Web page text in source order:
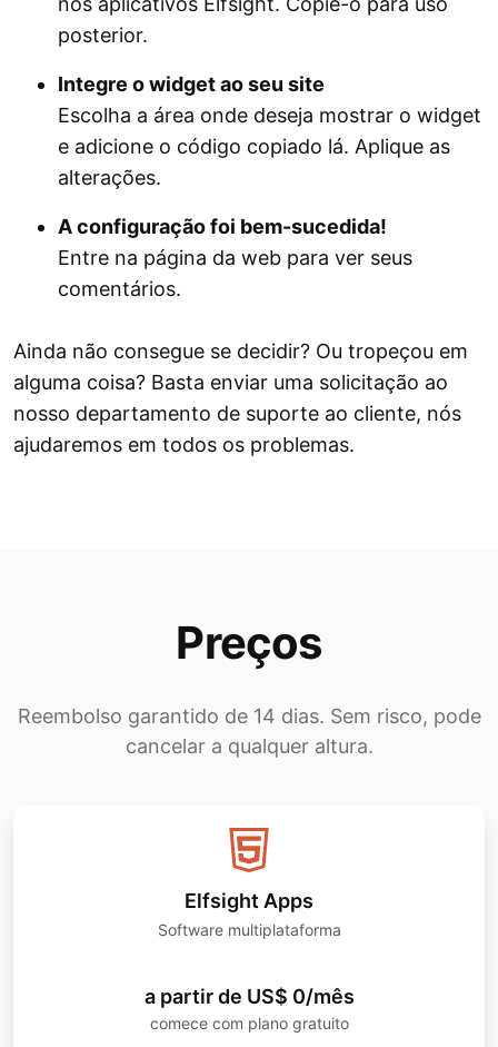
posterior.
Integre o widget ao seu site
Escolha a área onde deseja mostrar o widget
e adicione o código copiado lá. Aplique as
alterações.
A configuração foi bem-sucedida!
Entre na página da web para ver seus
comentários.
Ainda não consegue se decidir? Ou tropeçou em
alguma coisa? Basta enviar uma solicitação ao
nosso departamento de suporte ao cliente, nós
ajudaremos em todos os problemas.
Preços
Reembolso garantido de 14 dias. Sem risco, pode
cancelar a qualquer altura.
Elfsight Apps
Software multiplataforma
a partir de US$ 0/mês
comece com plano gratuito